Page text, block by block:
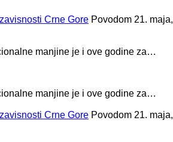
Crne Gore Povodom 21. maja,
manjine je i ove godine za…
manjine je i ove godine za…
Crne Gore Povodom 21. maja,